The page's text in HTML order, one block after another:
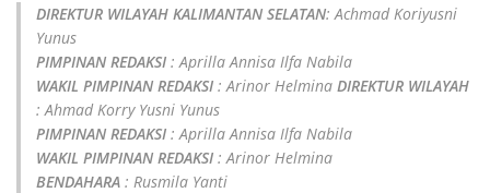
DIREKTUR WILAYAH KALIMANTAN SELATAN: Achmad Koriyusni
Yunus
PIMPINAN REDAKSI : Aprilla Annisa Ilfa Nabila
WAKIL PIMPINAN REDAKSI : Arinor Helmina DIREKTUR WILAYAH
: Ahmad Korry Yusni Yunus
PIMPINAN REDAKSI : Aprilla Annisa Ilfa Nabila
WAKIL PIMPINAN REDAKSI : Arinor Helmina
BENDAHARA : Rusmila Yanti